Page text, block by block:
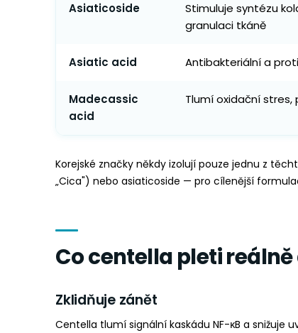
Asiaticoside
Stimuluje syntézu
granulaci tkáně
Asiatic acid Antibakteriální a
Madecassic
acid
Tlumí oxidační
Korejské značky někdy izolují pouze jednu z
„Cica") nebo asiaticoside — pro cílenější
Co centella pleti
Zklidňuje zánět
Centella tlumí signální kaskádu NF-κB a snižuje